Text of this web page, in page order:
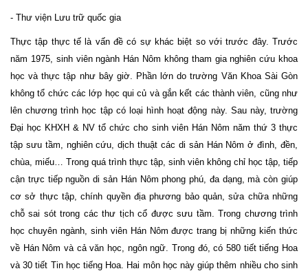
- Thư viện Lưu trữ quốc gia
Thực tập thực tế là vấn đề có sự khác biệt so với trước đây. Trước
năm 1975, sinh viên ngành Hán Nôm không tham gia nghiên cứu khoa
học và thực tập như bây giờ. Phần lớn do trường Văn Khoa Sài Gòn
không tổ chức các lớp học qui củ và gắn kết các thành viên, cũng như
lên chương trình học tập có loại hình hoạt động này. Sau này, trường
Đại học KHXH & NV tổ chức cho sinh viên Hán Nôm năm thứ 3 thực
tập sưu tầm, nghiên cứu, dịch thuật các di sản Hán Nôm ở đình, đền,
chùa, miếu… Trong quá trình thực tập, sinh viên không chỉ học tập, tiếp
cận trực tiếp nguồn di sản Hán Nôm phong phú, đa dạng, mà còn giúp
cơ sở thực tập, chính quyền địa phương bảo quản, sửa chữa những
chỗ sai sót trong các thư tịch cổ được sưu tầm. Trong chương trình
học chuyên ngành, sinh viên Hán Nôm được trang bị những kiến thức
về Hán Nôm và cả văn học, ngôn ngữ. Trong đó, có 580 tiết tiếng Hoa
và 30 tiết Tin học tiếng Hoa. Hai môn học này giúp thêm nhiều cho sinh